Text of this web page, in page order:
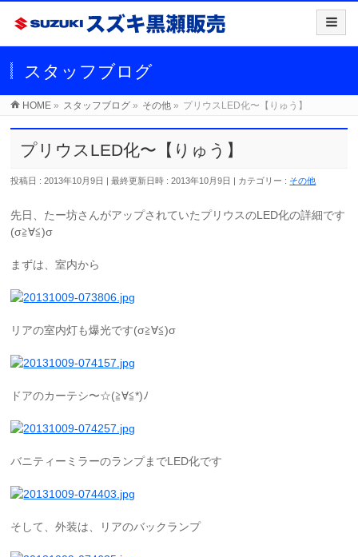
スタッフブログ
HOME » スタッフブログ » その他 » プリウスLED化〜【りゅう】
プリウスLED化〜【りゅう】
投稿日 : 2013年10月9日 最終更新日時 : 2013年10月9日 カテゴリー : その他
先日、たー坊さんがアップされていたプリウスのLED化の詳細です
(σ≧∀≦)σ
まずは、室内から
リアの室内灯も爆光です(σ≧∀≦)σ
ドアのカーテシ〜☆(≧∀≦*)ﾉ
バニティーミラーのランプまでLED化です
そして、外装は、リアのバックランプ